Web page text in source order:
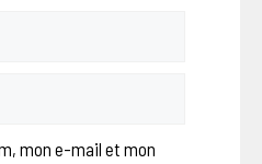
mon e-mail et mon